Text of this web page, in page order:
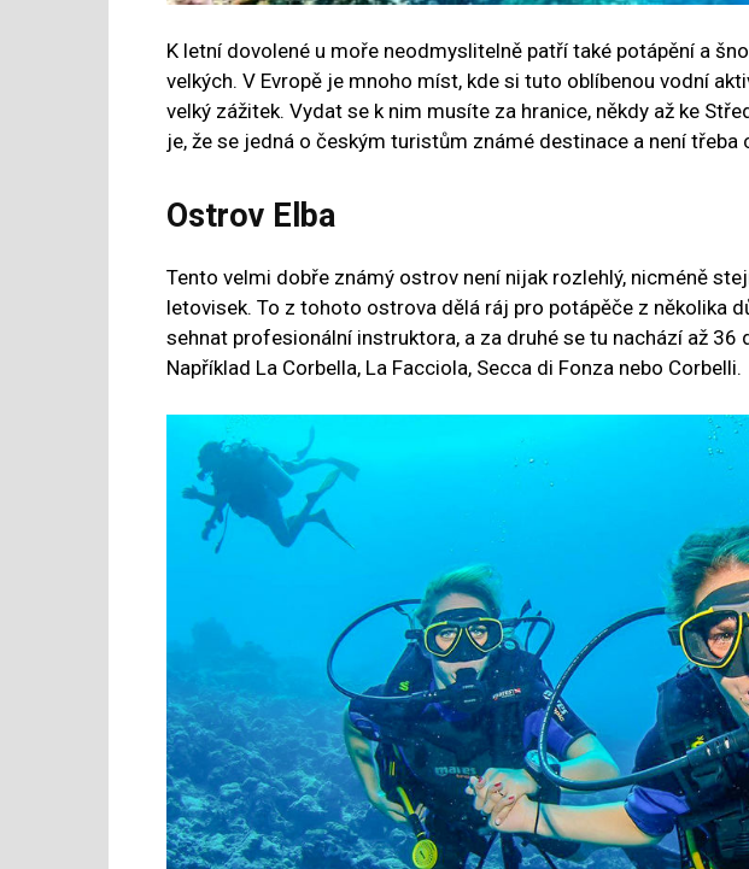
K letní dovolené u moře neodmyslitelně patří také potápění a
velkých. V Evropě je mnoho míst, kde si tuto oblíbenou vodní
velký zážitek. Vydat se k nim musíte za hranice, někdy až ke
je, že se jedná o českým turistům známé destinace a není třeba
Ostrov Elba
Tento velmi dobře známý ostrov není nijak rozlehlý, nicméně
letovisek. To z tohoto ostrova dělá ráj pro potápěče z několika
sehnat profesionální instruktora, a za druhé se tu nachází až 36
Například La Corbella, La Facciola, Secca di Fonza nebo Corbelli.